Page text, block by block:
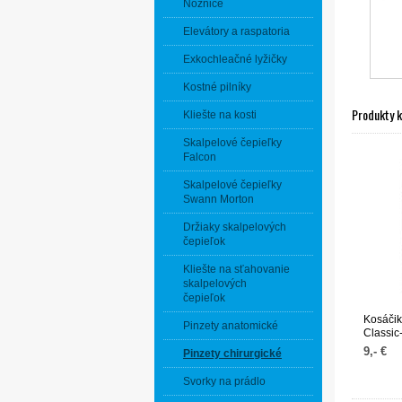
Nožnice
Elevátory a raspatoria
Exkochleačné lyžičky
Kostné pilníky
Kliešte na kosti
Skalpelové čepieľky
Falcon
Skalpelové čepieľky
Swann Morton
Držiaky skalpelových
čepieľok
Kliešte na sťahovanie
skalpelových
čepieľok
Pinzety anatomické
Pinzety chirurgické
Svorky na prádlo
Produkty
9,- €